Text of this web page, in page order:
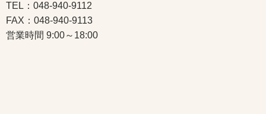
TEL：048-940-9112
FAX：048-940-9113
営業時間 9:00～18:00